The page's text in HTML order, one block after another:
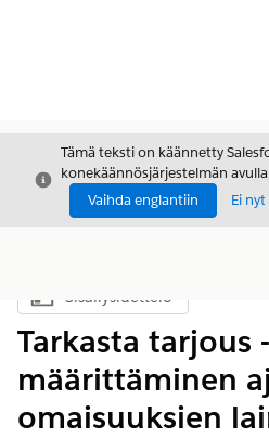
Sulje
Tämä teksti on käännetty
konekäännösjärjestelmän
Vaihda englantiin
Ei nyt
Näytä sisällysluettelo
Sisällysluettelo
Tarkasta tarjous
määrittäminen
omaisuuksien